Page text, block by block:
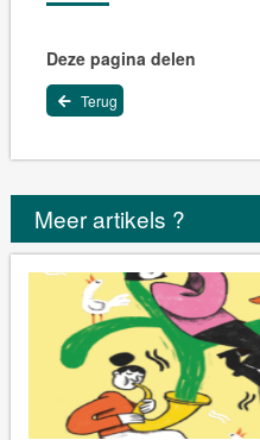
Deze pagina delen
Terug
Meer artikels ?